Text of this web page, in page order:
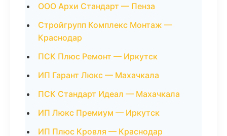
ООО Архи Стандарт — Пенза
Стройгрупп Комплекс Монтаж —
Краснодар
ПСК Плюс Ремонт — Иркутск
ИП Гарант Люкс — Махачкала
ПСК Стандарт Идеал — Махачкала
ИП Люкс Премиум — Иркутск
ИП Плюс Кровля — Краснодар